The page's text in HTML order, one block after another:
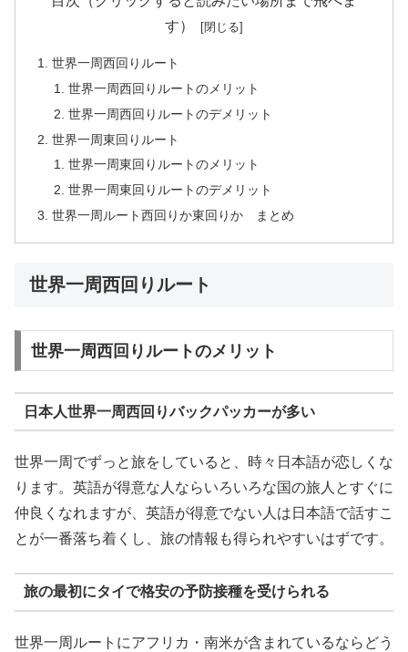
す）
世界一周西回りルート
世界一周西回りルートのメリット
世界一周西回りルートのデメリット
世界一周東回りルート
世界一周東回りルートのメリット
世界一周東回りルートのデメリット
世界一周ルート西回りか東回りか まとめ
世界一周西回りルート
世界一周西回りルートのメリット
日本人世界一周西回りバックパッカーが多い
世界一周でずっと旅をしていると、時々日本語が恋しくな
ります。英語が得意な人ならいろいろな国の旅人とすぐに
仲良くなれますが、英語が得意でない人は日本語で話すこ
とが一番落ち着くし、旅の情報も得られやすいはずです。
旅の最初にタイで格安の予防接種を受けられる
世界一周ルートにアフリカ・南米が含まれているならどう